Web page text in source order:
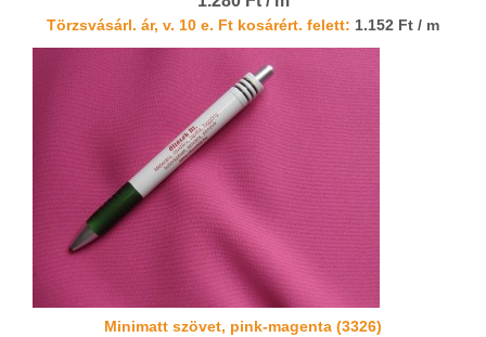
Törzsvásárl. ár, v. 10 e. Ft kosárért. felett: 1.152 Ft / m
Minimatt szövet, pink-magenta (3326)